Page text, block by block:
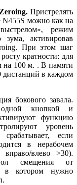
Пристрелять
можно как на
режим
активировав
При этом шаг
кратности: для
100 м. . В памяти
дистанций в каждом
бокового завала.
кнопкой и
функцию
уровень
если
в нерабочем
влево >30).
смещения от
в котором нужно